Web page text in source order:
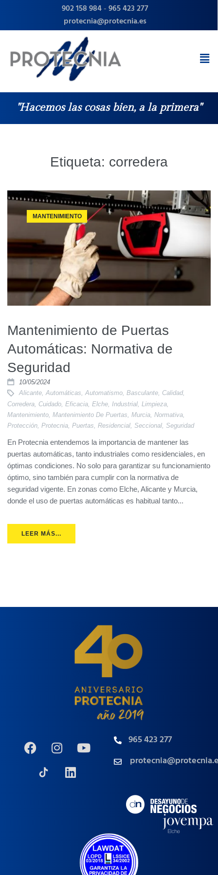
902 158 984-965 423 277
protecnia@protecnia.es
"Hacemos las cosas bien, a la primera"
Etiqueta: corredera
MANTENIMIENTO
Mantenimiento de Puertas
Automáticas: Normativa de
Seguridad
10/05/2024
Alicante,Automáticas,Automatismo, Basculante, Calidad,
Corredera Cuidado Eficacia Elche Industrial Limpieza
Mantenimiento Mantenimiento De Puertas Murcia Normativa
Protección Protecnia Puertas Residencial Seccional Seguridad
En Protecnia entendemos la importancia de mantener las
puertas automáticas, tanto industriales como residenciales, en
óptimas condiciones. No solo para garantizar su funcionamiento
óptimo, sino también para cumplir con la normativa de
seguridad vigente. En zonas como Elche, Alicante y Murcia,
donde el uso de puertas automáticas es habitual tanto...
LEER MÁS...
965 423 277